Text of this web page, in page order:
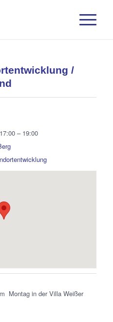
/
– 19:00
Montag in der Villa Weißer